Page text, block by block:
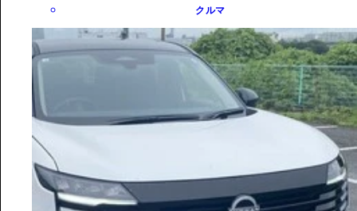
クルマ